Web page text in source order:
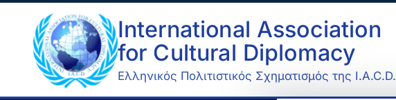
International Association
for Cultural Diplomacy
Ελληνικός Πολιτιστικός Σχηματισμός της I.A.C.D.